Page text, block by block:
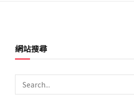
網站搜尋